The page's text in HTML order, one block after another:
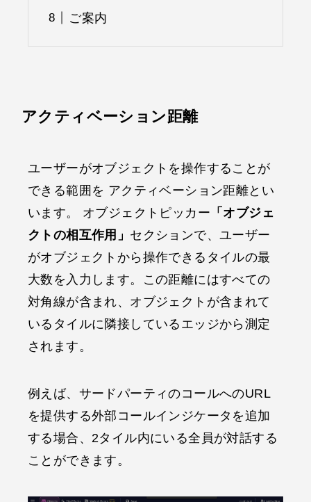
ご案内
アクティベーション距離
ユーザーがオブジェクトを操作することが
できる範囲を アクティベーション距離とい
います。 オブジェクトピッカー 「オブジェ
クトの相互作用」 セクションで、ユーザー
がオブジェクトから操作できるタイルの最
大数を入力します。この距離にはすべての
対角線が含まれ、オブジェクトが含まれて
いるタイルに隣接しているエッジから測定
されます。
例えば、サードパーティのコールへのURL
を提供する外部コールインジケータを追加
する場合、2タイル内にいる全員が対話する
ことができます。